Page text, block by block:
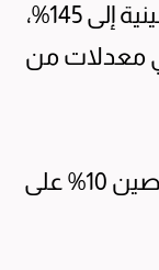
ويمنع الأمر التنفيذي بتمديد الهدنة ارتفاع الرسوم الأميركية على البضائع الصينية إلى 145%،
البضائع الأميركية سترتفع إلى 125%، وهي معدلات من
ويبقي القرار الرسوم الأميركية على الواردات الصينية عند 30%، بينما تفرض الصين 10% على